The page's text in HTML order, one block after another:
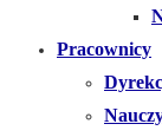
Pracownicy